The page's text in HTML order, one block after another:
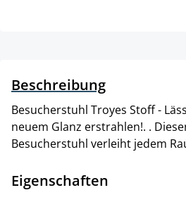
Beschreibung
Besucherstuhl Troyes Stoff -
neuem Glanz erstrahlen!. .
Besucherstuhl verleiht jedem
Eigenschaften